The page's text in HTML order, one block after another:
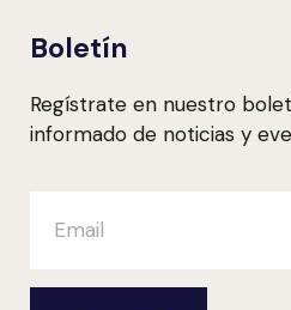
Boletín
Regístrate en nuestro
informado de noticias y